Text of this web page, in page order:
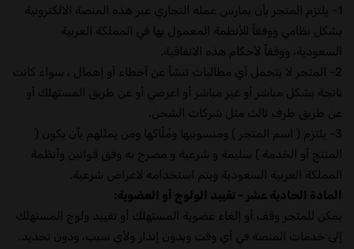
1- يلتزم المتجر بأن يمارس عمله التجاري عبر هذه المنصة الالكترونية
بشكل نظامي ووفقاً للأنظمة المعمول بها في المملكة العربية
السعودية، ووفقاً لأحكام هذه الاتفاقية.
2- المتجر لا يتحمل أي مطالبات تنشأ عن أخطاء أو إهمال ، سواء كانت
ناتجة بشكل مباشر أو غير مباشر أو اعرضي أو عن طريق المستهلك أو
عن طريق طرف ثالث مثل شركات الشحن.
3- يلتزم ( اسم المتجر ) ومنسوبيها ومُلّاكها ومن يمثّلهم بأن يكون (
المنتج أو الخدمة ) سليمة و شرعية و مصرح به وفق قوانين وأنظمة
المملكة العربية السعودية ويتم استخدامه لاغراض شرعية.
المادة الحادية عشر - تقييد الولوج أو العضوية:
يمكن للمتجر وقف أو إلغاء عضوية المستهلك أو تقييد ولوج المستهلك
إلى خدمات المنصة في أي وقت وبدون إنذار ولأي سبب، ودون تحديد.